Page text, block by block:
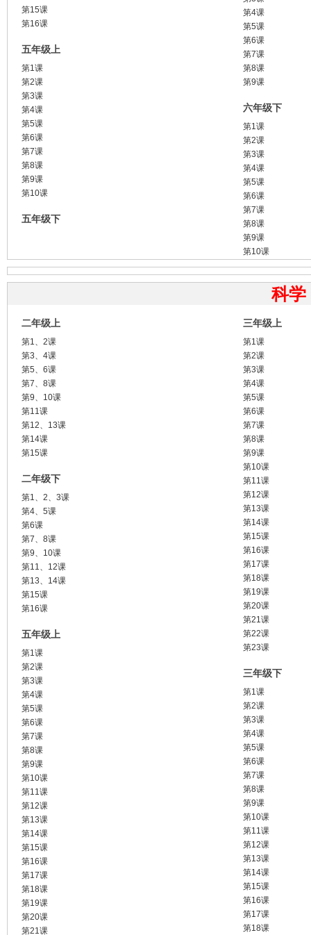
第15课
第16课
五年级上
第1课
第2课
第3课
第4课
第5课
第6课
第7课
第8课
第9课
第10课
五年级下
第4课
第5课
第6课
第7课
第8课
第9课
六年级下
第1课
第2课
第3课
第4课
第5课
第6课
第7课
第8课
第9课
第10课
科学
二年级上
第1、2课
第3、4课
第5、6课
第7、8课
第9、10课
第11课
第12、13课
第14课
第15课
二年级下
第1、2、3课
第4、5课
第6课
第7、8课
第9、10课
第11、12课
第13、14课
第15课
第16课
五年级上
第1课
第2课
第3课
第4课
第5课
第6课
第7课
第8课
第9课
第10课
第11课
第12课
第13课
第14课
第15课
第16课
第17课
第18课
第19课
第20课
第21课
三年级上
第1课
第2课
第3课
第4课
第5课
第6课
第7课
第8课
第9课
第10课
第11课
第12课
第13课
第14课
第15课
第16课
第17课
第18课
第19课
第20课
第21课
第22课
第23课
三年级下
第1课
第2课
第3课
第4课
第5课
第6课
第7课
第8课
第9课
第10课
第11课
第12课
第13课
第14课
第15课
第16课
第17课
第18课